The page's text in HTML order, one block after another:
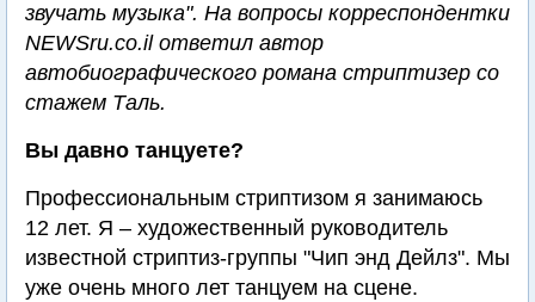
звучать музыка". На вопросы корреспондентки
NEWSru.co.il ответил автор
автобиографического романа стриптизер со
стажем Таль.
Вы давно танцуете?
Профессиональным стриптизом я занимаюсь
12 лет. Я – художественный руководитель
известной стриптиз-группы "Чип энд Дейлз". Мы
уже очень много лет танцуем на сцене.